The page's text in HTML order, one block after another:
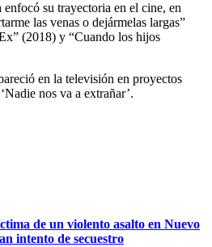
su trayectoria en el cine, en
las venas o dejármelas largas”
(2018) y “Cuando los hijos
en la televisión en proyectos
nos va a extrañar’.
de un violento asalto en Nuevo
intento de secuestro